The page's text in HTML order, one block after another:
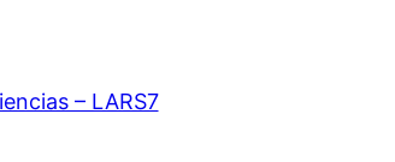
– LARS7